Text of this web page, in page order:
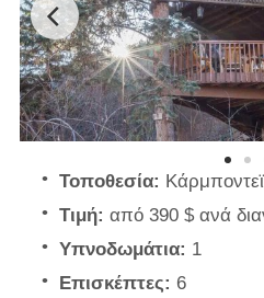
Τοποθεσία:
Τιμή: από 390 $ ανά
Υπνοδωμάτια: 1
Επισκέπτες: 6